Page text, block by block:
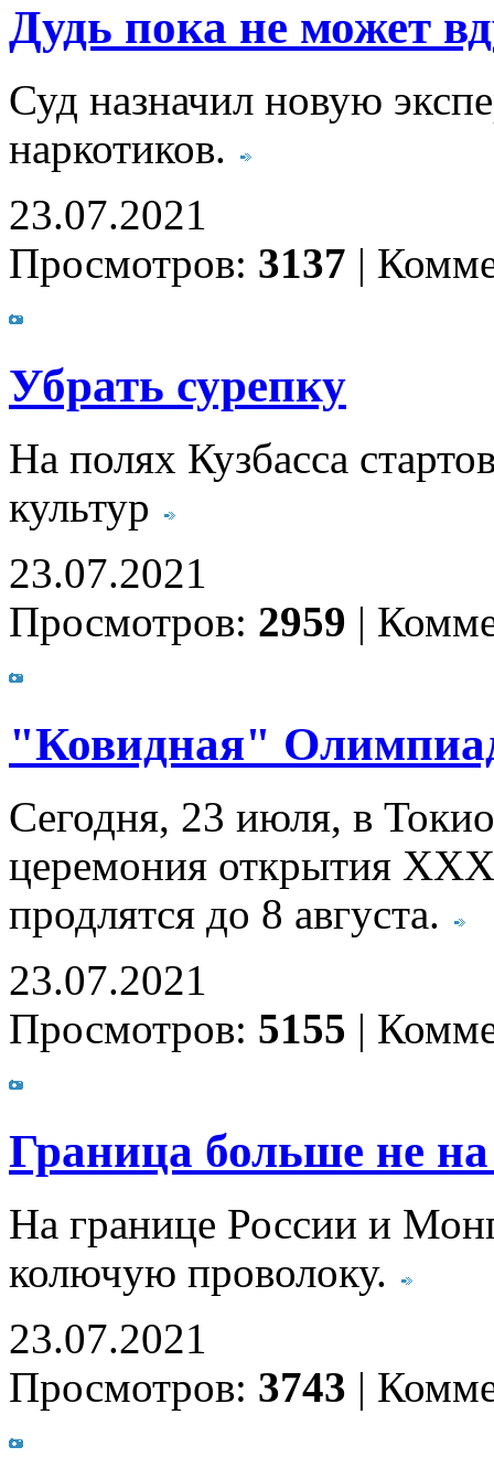
Дудь пока не может
Суд назначил новую
наркотиков.
23.07.2021
Просмотров: 3137 |
Убрать сурепку
На полях Кузбасса
культур
23.07.2021
Просмотров: 2959 |
"Ковидная"
Сегодня, 23 июля, в
церемония открытия
продлятся до 8 августа.
23.07.2021
Просмотров: 5155 |
Граница больше не
На границе России и
колючую проволоку.
23.07.2021
Просмотров: 3743 |